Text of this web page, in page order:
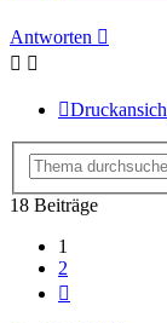
Antworten
18 Beiträge
1
2